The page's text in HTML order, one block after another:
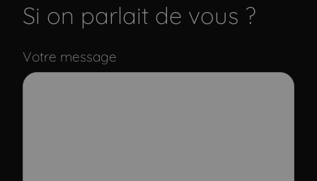
Si on parlait de vous ?
Votre message